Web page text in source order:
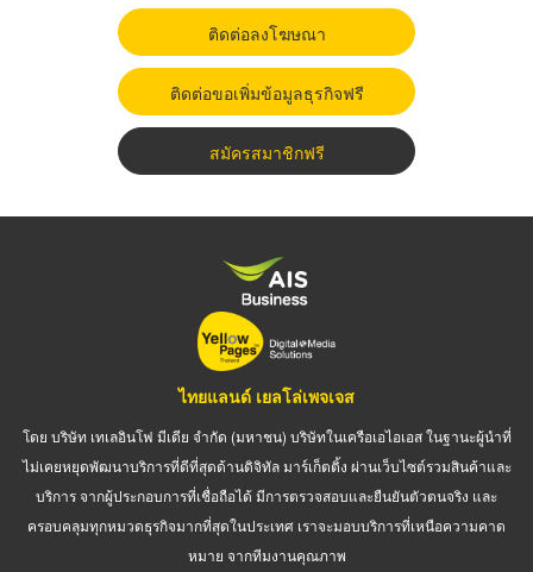
ติดต่อลงโฆษณา
ติดต่อขอเพิ่มข้อมูลธุรกิจฟรี
สมัครสมาชิกฟรี
ไทยแลนด์ เยลโล่เพจเจส
โดย บริษัท เทเลอินโฟ มีเดีย จำกัด (มหาชน) บริษัทในเครือเอไอเอส ในฐานะผู้นำที่
ไม่เคยหยุดพัฒนาบริการที่ดีที่สุดด้านดิจิทัล มาร์เก็ตติ้ง ผ่านเว็บไซต์รวมสินค้าและ
บริการ จากผู้ประกอบการที่เชื่อถือได้ มีการตรวจสอบและยืนยันตัวตนจริง และ
ครอบคลุมทุกหมวดธุรกิจมากที่สุดในประเทศ เราจะมอบบริการที่เหนือความคาด
หมาย จากทีมงานคุณภาพ